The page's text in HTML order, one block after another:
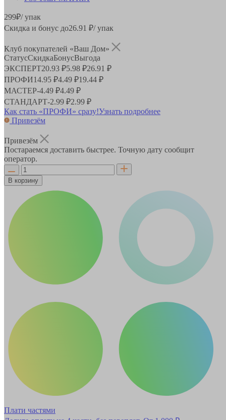
299₽/ упак
Скидка и бонус до26.91 ₽/ упак
Клуб покупателей «Ваш Дом»
СтатусСкидкаБонусВыгода
ЭКСПЕРТ20.93 ₽5.98 ₽26.91 ₽
ПРОФИ14.95 ₽4.49 ₽19.44 ₽
МАСТЕР-4.49 ₽4.49 ₽
СТАНДАРТ-2.99 ₽2.99 ₽
Как стать «ПРОФИ» сразу!Узнать подробнее
Привезём
Привезём
Постараемся доставить быстрее. Точную дату сообщит
оператор.
В корзину
Плати частями